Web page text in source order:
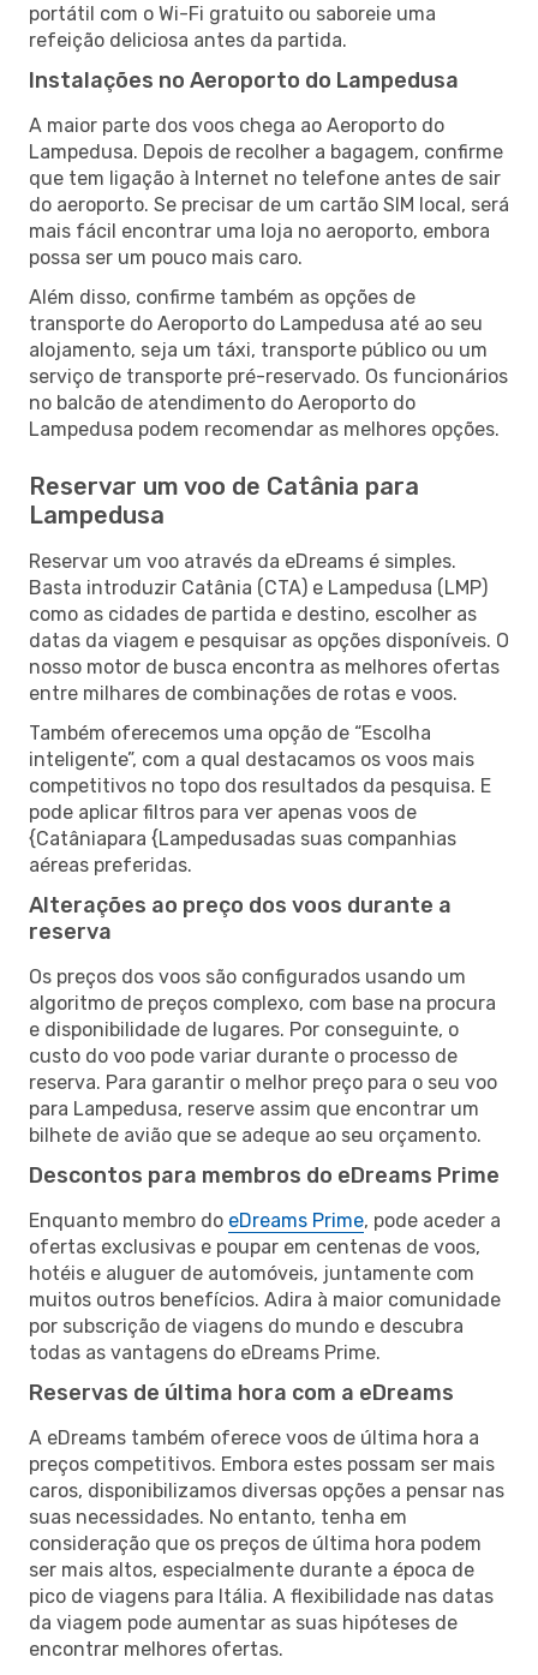
portátil com o Wi-Fi gratuito ou saboreie uma
refeição deliciosa antes da partida.
Instalações no Aeroporto do Lampedusa
A maior parte dos voos chega ao Aeroporto do
Lampedusa. Depois de recolher a bagagem, confirme
que tem ligação à Internet no telefone antes de sair
do aeroporto. Se precisar de um cartão SIM local, será
mais fácil encontrar uma loja no aeroporto, embora
possa ser um pouco mais caro.
Além disso, confirme também as opções de
transporte do Aeroporto do Lampedusa até ao seu
alojamento, seja um táxi, transporte público ou um
serviço de transporte pré-reservado. Os funcionários
no balcão de atendimento do Aeroporto do
Lampedusa podem recomendar as melhores opções.
Reservar um voo de Catânia para
Lampedusa
Reservar um voo através da eDreams é simples.
Basta introduzir Catânia (CTA) e Lampedusa (LMP)
como as cidades de partida e destino, escolher as
datas da viagem e pesquisar as opções disponíveis. O
nosso motor de busca encontra as melhores ofertas
entre milhares de combinações de rotas e voos.
Também oferecemos uma opção de “Escolha
inteligente”, com a qual destacamos os voos mais
competitivos no topo dos resultados da pesquisa. E
pode aplicar filtros para ver apenas voos de
{Catâniapara {Lampedusadas suas companhias
aéreas preferidas.
Alterações ao preço dos voos durante a
reserva
Os preços dos voos são configurados usando um
algoritmo de preços complexo, com base na procura
e disponibilidade de lugares. Por conseguinte, o
custo do voo pode variar durante o processo de
reserva. Para garantir o melhor preço para o seu voo
para Lampedusa, reserve assim que encontrar um
bilhete de avião que se adeque ao seu orçamento.
Descontos para membros do eDreams Prime
Enquanto membro do eDreams Prime, pode aceder a
ofertas exclusivas e poupar em centenas de voos,
hotéis e aluguer de automóveis, juntamente com
muitos outros benefícios. Adira à maior comunidade
por subscrição de viagens do mundo e descubra
todas as vantagens do eDreams Prime.
Reservas de última hora com a eDreams
A eDreams também oferece voos de última hora a
preços competitivos. Embora estes possam ser mais
caros, disponibilizamos diversas opções a pensar nas
suas necessidades. No entanto, tenha em
consideração que os preços de última hora podem
ser mais altos, especialmente durante a época de
pico de viagens para Itália. A flexibilidade nas datas
da viagem pode aumentar as suas hipóteses de
encontrar melhores ofertas.